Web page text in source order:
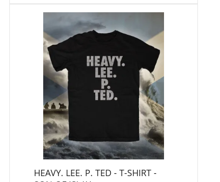
HEAVY. LEE. P. TED - T-SHIRT -